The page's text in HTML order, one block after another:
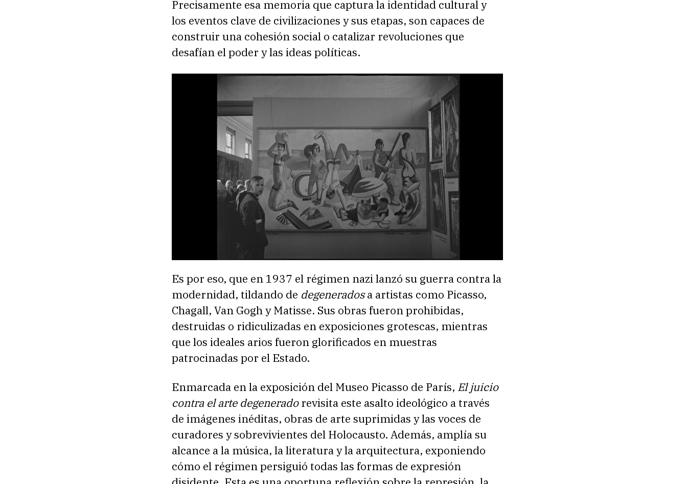
Precisamente esa memoria que captura la identidad cultural y
los eventos clave de civilizaciones y sus etapas, son capaces de
construir una cohesión social o catalizar revoluciones que
desafían el poder y las ideas políticas.
Es por eso, que en 1937 el régimen nazi lanzó su guerra contra la
modernidad, tildando de degeneradosa artistas como Picasso,
Chagall, Van Gogh y Matisse. Sus obras fueron prohibidas,
destruidas o ridiculizadas en exposiciones grotescas, mientras
que los ideales arios fueron glorificados en muestras
patrocinadas por el Estado.
Enmarcada en la exposición del Museo Picasso de París, El juicio
contra el arte degeneradorevisita este asalto ideológico a través
de imágenes inéditas, obras de arte suprimidas y las voces de
curadores y sobrevivientes del Holocausto. Además, amplía su
alcance a la música, la literatura y la arquitectura, exponiendo
cómo el régimen persiguió todas las formas de expresión